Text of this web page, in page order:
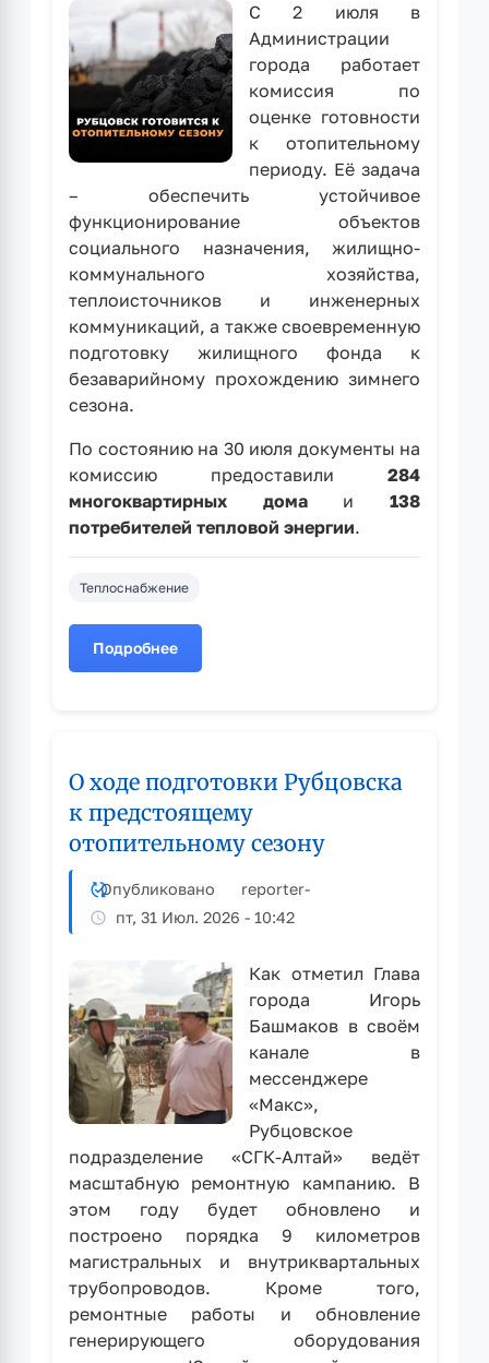
городской
округ
город
Рубцовск
Алтайского
края
года»
С 2 июля в
Администрации
города работает
комиссия по
оценке готовности
к отопительному
периоду. Её задача
– обеспечить устойчивое
функционирование объектов
социального назначения, жилищно-
коммунального хозяйства,
теплоисточников и инженерных
коммуникаций, а также своевременную
подготовку жилищного фонда к
безаварийному прохождению зимнего
сезона.
По состоянию на 30 июля документы на
комиссию предоставили 284
многоквартирных домаи138
потребителей тепловой энергии.
Теплоснабжение
Подробнее
о
2026–
2027
годов
продолжается
О ходе подготовки Рубцовска
к предстоящему
отопительному сезону
Опубликовано reporter-
пт, 31 Июл. 2026 - 10:42
Как отметил Глава
города Игорь
Башмаков в своём
канале в
мессенджере
«Макс»,
Рубцовское
подразделение «СГК-Алтай» ведёт
масштабную ремонтную кампанию. В
этом году будет обновлено и
построено порядка 9 километров
магистральных и внутриквартальных
трубопроводов. Кроме того,
ремонтные работы и обновление
генерирующего оборудования